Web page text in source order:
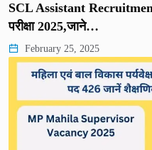
SCL Assistant
परीक्षा 2025,जाने…
February 25, 2025